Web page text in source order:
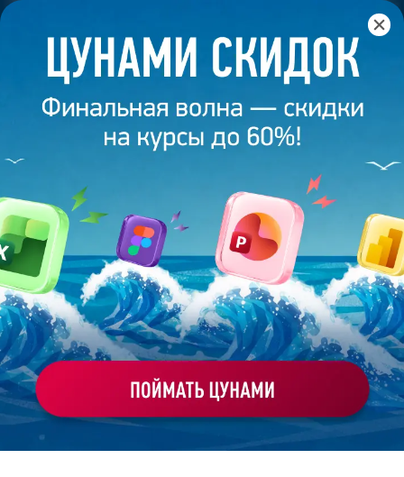
Осторожно! Слайды вызывают зависимость
и уверенность в том, что ты можешь всё
20 сентября 2024 5 минут 1 533
ОСТОРОЖНО! СЛАЙДЫ ВЫЗЫВАЮТ
ЗАВИСИМОСТЬ И УВЕРЕННОСТЬ В ТОМ,
ЧТО ТЫ МОЖЕШЬ ВСЁ
Поделиться